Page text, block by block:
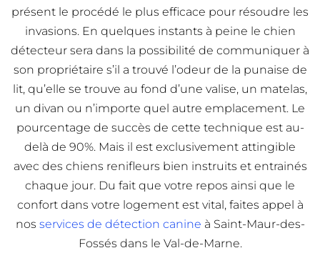
présent le procédé le plus efficace pour résoudre les
invasions. En quelques instants à peine le chien
détecteur sera dans la possibilité de communiquer à
son propriétaire s’il a trouvé l’odeur de la punaise de
lit, qu’elle se trouve au fond d’une valise, un matelas,
un divan ou n’importe quel autre emplacement. Le
pourcentage de succès de cette technique est au-
delà de 90%. Mais il est exclusivement attingible
avec des chiens renifleurs bien instruits et entrainés
chaque jour. Du fait que votre repos ainsi que le
confort dans votre logement est vital, faites appel à
nos services de détection canine à Saint-Maur-des-
Fossés dans le Val-de-Marne.